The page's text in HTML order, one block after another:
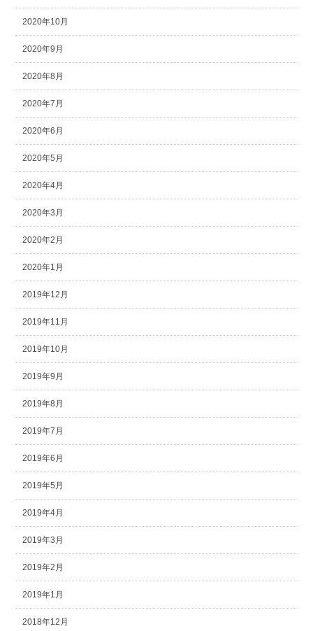
2020年10月
2020年9月
2020年8月
2020年7月
2020年6月
2020年5月
2020年4月
2020年3月
2020年2月
2020年1月
2019年12月
2019年11月
2019年10月
2019年9月
2019年8月
2019年7月
2019年6月
2019年5月
2019年4月
2019年3月
2019年2月
2019年1月
2018年12月